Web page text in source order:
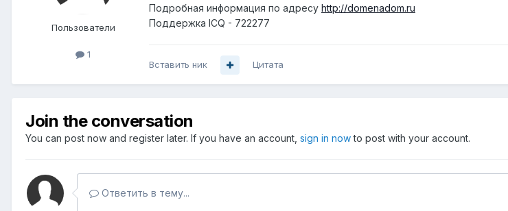
Пользователи
1
Подробная информация по адресу http://domenadom.ru
Поддержка ICQ - 722277
Вставить ник Цитата
Join the conversation
You can post now and register later. If you have an account, sign in nowto post with your account.
Ответить в тему...